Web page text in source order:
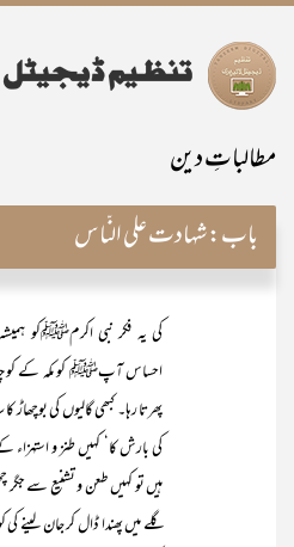
مطالباتِ دین
باب:شہادت علی النّاس
کی یہ فکر نبی اکرمﷺکو
احساس آپﷺ کو مکہ کے کوچہ
پھرتا رہا۔ کبھی گالیوں کی بوچھاڑ
کی بارش کا‘ کہیں طنز و
ہیں تو کہیں طعن و تشنیع سے جگر
گلے میں پھندا ڈال کر جان